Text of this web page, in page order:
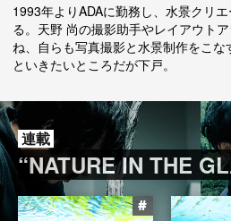
1993年よりADAに勤務し、水景クリ
る。天野 尚の撮影助手やレイアウト
ね、自らも写真撮影と水景制作をこ
といきたいところだが下戸。
連載
“NATURE IN THE
#